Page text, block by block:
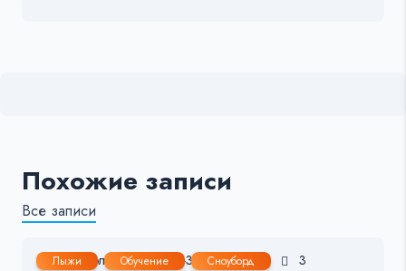
Похожие записи
Все записи
Лыжи Обучение
Сноуборд
10 Июл, 2026 2-3 мин. 35 3